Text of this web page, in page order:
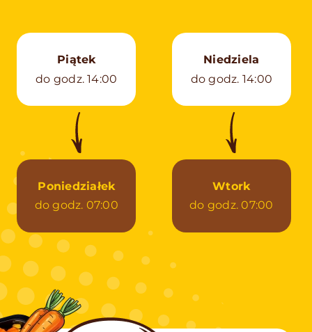
Piątek
do godz. 14:00
Poniedziałek
do godz. 07:00
Niedziela
do godz. 14:00
Wtork
do godz. 07:00